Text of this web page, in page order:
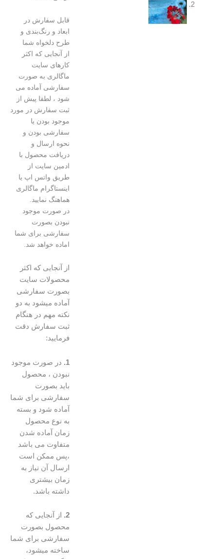
قابل سفارش در
ابعاد و رنگ‌بندی و
طرح دلخواه شما
از آنجایی که اکثر
کارهای سایت
ماگالری به صورت
سفارشی آماده می
شود ، لطفا پیش از
ثبت سفارش در مورد
موجود بودن یا
سفارشی بودن و
نحوه ارسال و
دریافت محصول با
ادمین سایت از
طریق واتس اپ یا
اینستاگرام ماگالری
هماهنگ نمایید.
در صورت موجود
نبودن بصورت
سفارشی برای شما
اماده خواهد شد.
از آنجایی که اکثر
محصولات سایت
بصورت سفارشی
آماده میشود به دو
نکته مهم در هنگام
ثبت سفارش دقت
فرمایید:
در صورت موجود
نبودن ، محصول
باید بصورت
سفارشی برای شما
آماده شود و بسته
به نوع محصول
زمان آماده شدن
متفاوت می باشد
،پس ممکن است
ارسال آن نیاز به
زمان بیشتری
داشته باشد.
از آنجایی که
محصول بصورت
سفارشی برای شما
ساخته میشود،